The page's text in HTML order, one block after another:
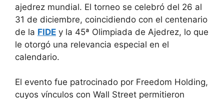
ajedrez mundial. El torneo se celebró del 26 al
31 de diciembre, coincidiendo con el centenario
de la FIDE y la 45ª Olimpiada de Ajedrez, lo que
le otorgó una relevancia especial en el
calendario.
El evento fue patrocinado por Freedom Holding,
cuyos vínculos con Wall Street permitieron